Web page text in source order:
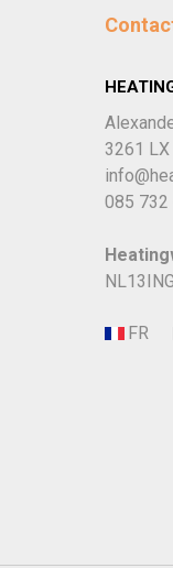
3261 LX
085 732